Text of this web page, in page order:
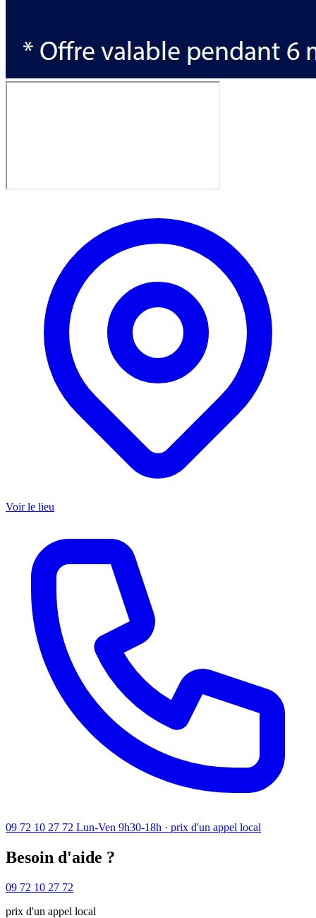
Voir le lieu
09 72 10 27 72 Lun-Ven 9h30-18h · prix d'un appel local
Besoin d'aide ?
09 72 10 27 72
prix d'un appel local